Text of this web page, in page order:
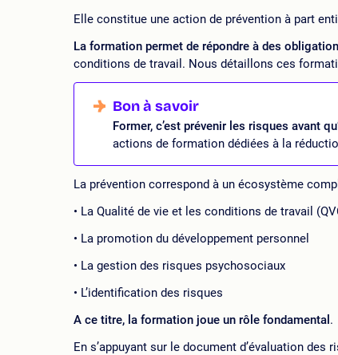
Elle constitue une action de prévention à part
La formation permet de répondre à des
conditions de travail. Nous détaillons ces
Former, c’est prévenir les risques avant
actions de formation dédiées à la
La prévention correspond à un écosystème
La Qualité de vie et les conditions de travail
La promotion du développement personnel
La gestion des risques psychosociaux
L’identification des risques
A ce titre, la formation joue un rôle fondamental .
En s’appuyant sur le document d’évaluation des